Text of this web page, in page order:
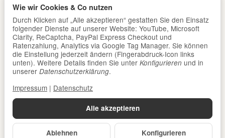
Alle Preise inkl. gesetzlicher USt., zzgl.Versand
Alle akzeptieren
Ablehnen Konfigurieren
Wie wir Cookies & Co nutzen
Durch Klicken auf „Alle akzeptieren“ gestatten Sie den Einsatz
folgender Dienste auf unserer Website: YouTube, Microsoft
Clarity, ReCaptcha, PayPal Express Checkout und
Ratenzahlung, Analytics via Google Tag Manager. Sie können
die Einstellung jederzeit ändern (Fingerabdruck-Icon links
unten). Weitere Details finden Sie unter Konfigurieren und in
unserer Datenschutzerklärung.
Impressum | Datenschutz